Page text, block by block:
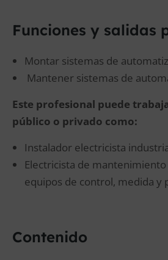
Funciones y salidas
Montar sistemas de
Mantener sistemas de
Este profesional puede
público o privado como:
Instalador electricista
Electricista de
equipos de control, medida y
Contenido